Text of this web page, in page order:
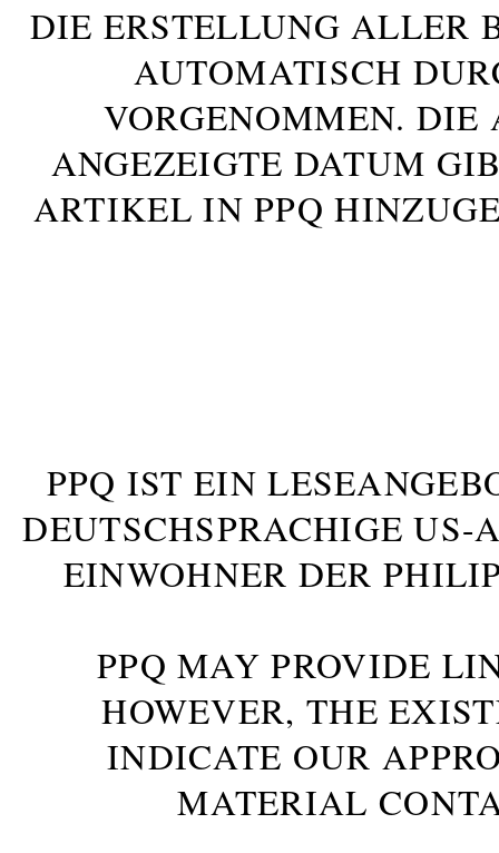
DIE ERSTELLUNG ALLER
AUTOMATISCH
VORGENOMMEN. DIE
ANGEZEIGTE DATUM
ARTIKEL IN PPQ
PPQ IST EIN
DEUTSCHSPRACHIGE US-
INWOHNER DER
PPQ MAY PROVIDE
HOWEVER, THE
INDICATE OUR
MATERIAL